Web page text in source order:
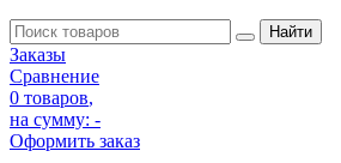
Заказы
Сравнение
0 товаров,
на сумму: -
Оформить заказ